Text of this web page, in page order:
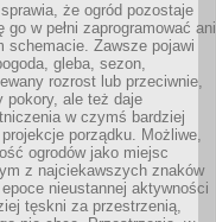
że ogród pozostaje
w pełni zaprogramować ani
schemacie. Zawsze pojawi
gleba, sezon,
rozrost lub przeciwnie,
pokory, ale też daje
w czymś bardziej
porządku. Możliwe,
ogrodów jako miejsc
z najciekawszych znaków
nieustannej aktywności
tęskni za przestrzenią,